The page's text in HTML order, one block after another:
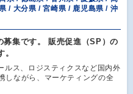
/ 大分県 / 宮崎県 / 鹿児島県 / 沖
集です。 販売促進（SP）の
ルス、ロジスティクスなど国内外
しながら、マーケティングの全